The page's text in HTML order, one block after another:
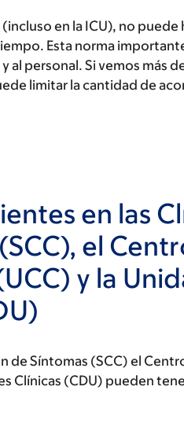
en la ICU), no puede
Esta norma
al personal. Si vemos más
limitar la cantidad de
en las
el
y la
de Síntomas (SCC) el
Clínicas (CDU) pueden